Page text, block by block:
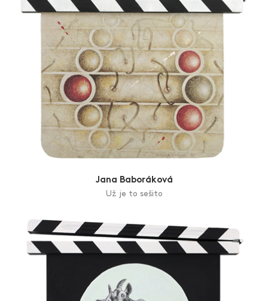
Jana Baboráková
Už je to sešito